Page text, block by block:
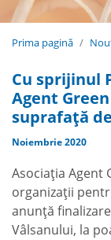
Prima pagină
Cu sprijinul
Agent
suprafață
Noiembrie 2020
Asociația Agent
organizații
anunță
Vâlsanului, la